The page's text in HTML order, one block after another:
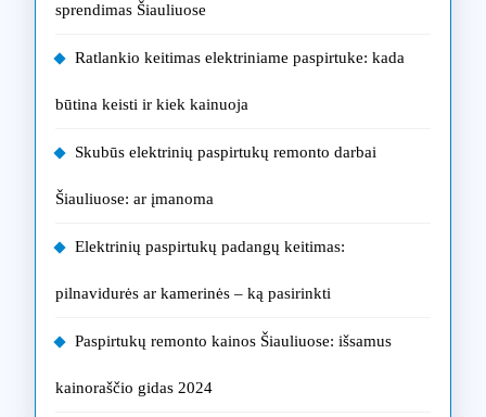
sprendimas Šiauliuose
Ratlankio keitimas elektriniame paspirtuke: kada
būtina keisti ir kiek kainuoja
Skubūs elektrinių paspirtukų remonto darbai
Šiauliuose: ar įmanoma
Elektrinių paspirtukų padangų keitimas:
pilnavidurės ar kamerinės – ką pasirinkti
Paspirtukų remonto kainos Šiauliuose: išsamus
kainoraščio gidas 2024